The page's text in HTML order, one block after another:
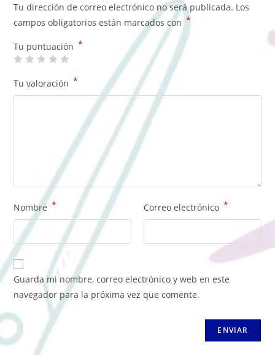
Tu dirección de correo electrónico no será publicada. Los
campos obligatorios están marcados con *
Tu puntuación *
Tu valoración *
Nombre * Correo electrónico *
Guarda mi nombre, correo electrónico y web en este
navegador para la próxima vez que comente.